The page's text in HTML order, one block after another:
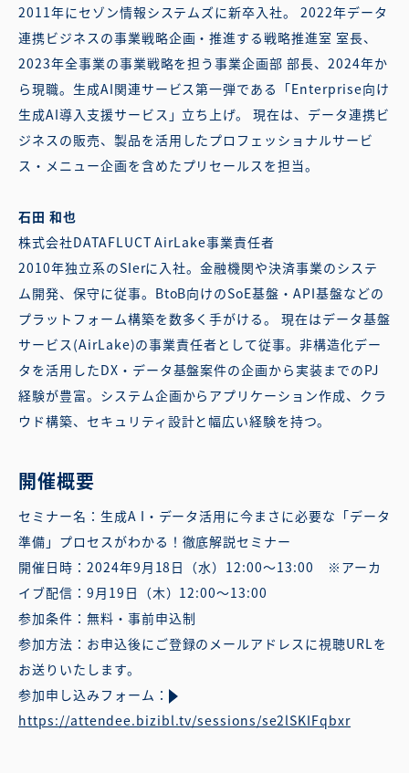
2011年にセゾン情報システムズに新卒入社。 2022年データ
連携ビジネスの事業戦略企画・推進する戦略推進室 室長、
2023年全事業の事業戦略を担う事業企画部 部長、2024年か
ら現職。生成AI関連サービス第一弾である「Enterprise向け
生成AI導入支援サービス」立ち上げ。 現在は、データ連携ビ
ジネスの販売、製品を活用したプロフェッショナルサービ
ス・メニュー企画を含めたプリセールスを担当。
石田 和也
株式会社DATAFLUCT AirLake事業責任者
2010年独立系のSIerに入社。金融機関や決済事業のシステ
ム開発、保守に従事。BtoB向けのSoE基盤・API基盤などの
プラットフォーム構築を数多く手がける。 現在はデータ基盤
サービス(AirLake)の事業責任者として従事。非構造化デー
タを活用したDX・データ基盤案件の企画から実装までのPJ
経験が豊富。システム企画からアプリケーション作成、クラ
ウド構築、セキュリティ設計と幅広い経験を持つ。
開催概要
セミナー名：生成A I・データ活用に今まさに必要な「データ
準備」プロセスがわかる！徹底解説セミナー
開催日時：2024年9月18日（水）12:00〜13:00 ※アーカ
イブ配信：9月19日（木）12:00〜13:00
参加条件：無料・事前申込制
参加方法：お申込後にご登録のメールアドレスに視聴URLを
お送りいたします。
参加申し込みフォーム：
https://attendee.bizibl.tv/sessions/se2lSKIFqbxr